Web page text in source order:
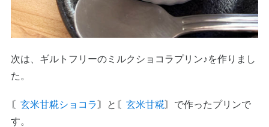
次は、ギルトフリーのミルクショコラプリン♪を作りまし
た。
〘 玄米甘糀ショコラ〙と〘 玄米甘糀〙 で作ったプリンで
す。